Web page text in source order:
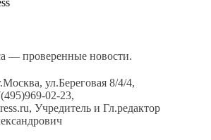
— проверенные новости.
ул.Береговая 8/4/4,
02-23,
Учредитель и Гл.редактор